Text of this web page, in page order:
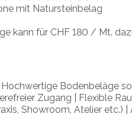
mit Natursteinbelag
kann für CHF 180 / Mt.
Bodenbeläge
Zugang | Flexible
Showroom, Atelier etc.)